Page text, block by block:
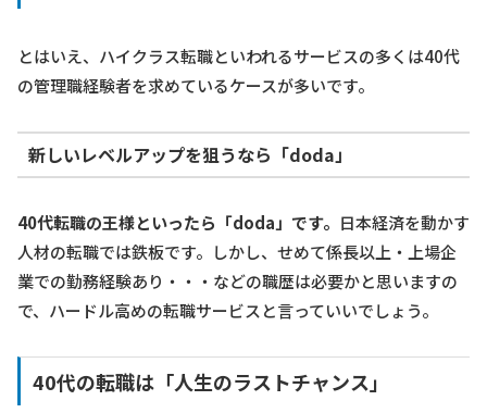
とはいえ、ハイクラス転職といわれるサービスの多くは40代
の管理職経験者を求めているケースが多いです。
新しいレベルアップを狙うなら「doda」
40代転職の王様といったら「doda」です。 日本経済を動かす
人材の転職では鉄板です。しかし、せめて係長以上・上場企
業での勤務経験あり・・・などの職歴は必要かと思いますの
で、ハードル高めの転職サービスと言っていいでしょう。
40代の転職は「人生のラストチャンス」